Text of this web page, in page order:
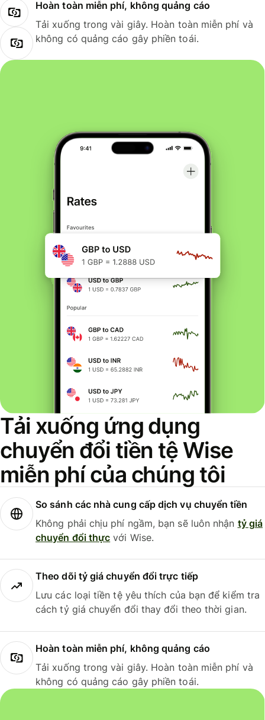
Hoàn toàn miễn phí, không quảng cáo
Tải xuống trong vài giây. Hoàn toàn miễn phí và
không có quảng cáo gây phiền toái.
Tải xuống ứng dụng
chuyển đổi tiền tệ Wise
miễn phí của chúng tôi
So sánh các nhà cung cấp dịch vụ chuyển tiền
Không phải chịu phí ngầm, bạn sẽ luôn nhận tỷ giá
chuyển đổi thực với Wise.
Theo dõi tỷ giá chuyển đổi trực tiếp
Lưu các loại tiền tệ yêu thích của bạn để kiểm tra
cách tỷ giá chuyển đổi thay đổi theo thời gian.
Hoàn toàn miễn phí, không quảng cáo
Tải xuống trong vài giây. Hoàn toàn miễn phí và
không có quảng cáo gây phiền toái.